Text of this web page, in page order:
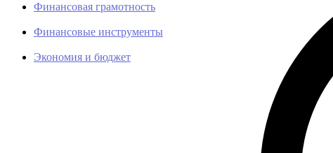
Финансовая грамотность
Финансовые инструменты
Экономия и бюджет